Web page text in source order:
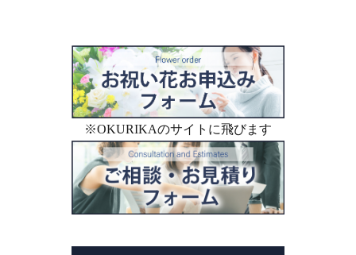
※OKURIKAのサイトに飛びます